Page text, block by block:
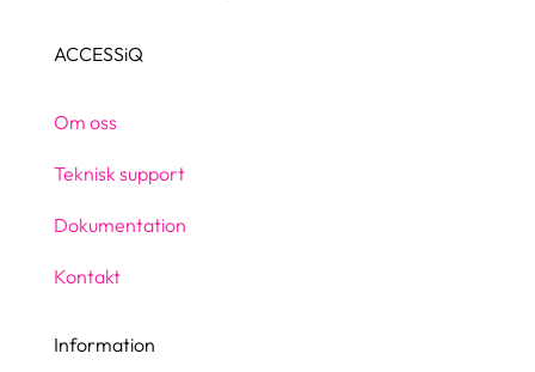
ACCESSiQ
Om oss
Teknisk support
Dokumentation
Kontakt
Information